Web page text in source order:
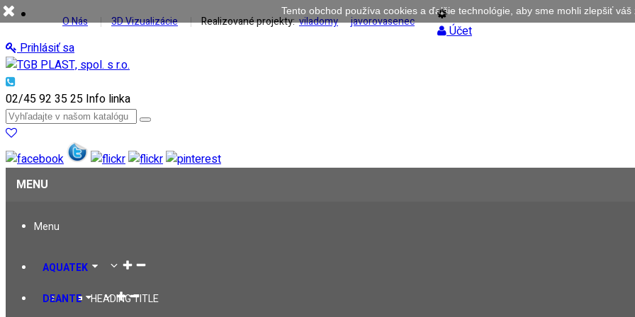
O Nás 3D Vizualizácie Realizované projekty:viladomy javorovasenec
Účet
Prihlásiť sa
02/45 92 35 25 Info linka
MENU
Menu
AQUATEK
HEADING TITLE
DEANTE
Tento obchod používa cookies a ďalšie technológie, aby sme mohli zlepšiť váš